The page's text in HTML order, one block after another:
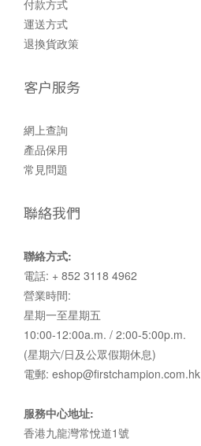
付款方式
運送方式
退換貨政策
客户服务
網上查詢
產品保用
常見問題
聯絡我們
聯絡方式:
電話: + 852 3118 4962
營業時間:
星期一至星期五
10:00-12:00a.m. / 2:00-5:00p.m.
(星期六/日及公眾假期休息)
電郵: eshop@firstchampion.com.hk
服務中心地址:
香港九龍灣常悅道1號